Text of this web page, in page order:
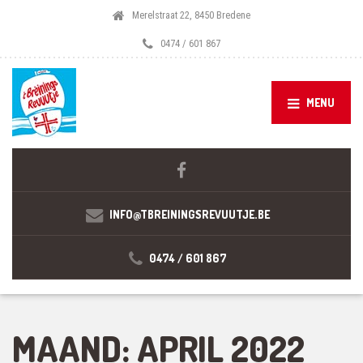
Merelstraat 22, 8450 Bredene
0474 / 601 867
MENU
INFO@TBREININGSREVUUTJE.BE
0474 / 601 867
MAAND: APRIL 2022